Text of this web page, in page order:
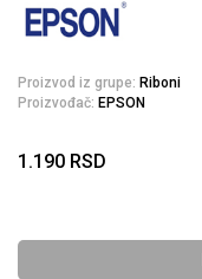
Proizvod iz grupe: Riboni
Proizvođač: EPSON
1.190 RSD